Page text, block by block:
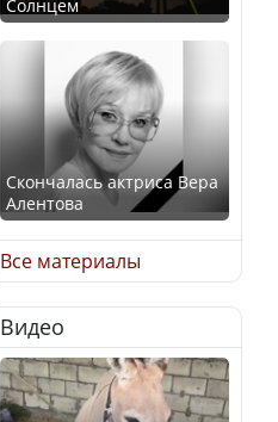
Солнцем
Скончалась актриса Вера
Алентова
В РФ вынесен заочный
приговор по уголовному
делу об убийстве Игоря
Талькова
Все материалы
Видео